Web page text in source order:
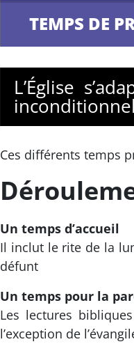
TEMPS DE
L’Église
Ces différents temps
Un temps d’accueil
Il inclut le rite de la
défunt
Un temps pour la
Les lectures
l’exception de